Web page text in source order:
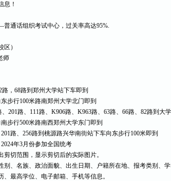
息！
通话组织考试中心，过关率高达95%.
）
师
，68路到郑州大学站下车即到
步行100米路南郑州大学北门即到
201路、111路、K906路、K963路、63路、66路、82路到大
步行500米路南西郑州大学东门即到
路、256路到桃源路兴华南街站下车向东步行100米即到
年3月份参加全国统考
切范围，显示剪切后的实际图片。
、名族、政治面貌、出生日期、户籍所在地、报考类别、
最高学位、电子邮箱、手机等信息。